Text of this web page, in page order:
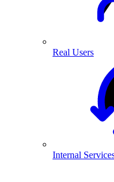
Real Users
Internal